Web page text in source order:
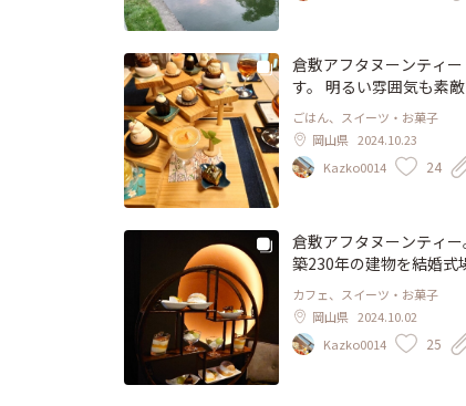
倉敷アフタヌーンティ
す。 明るい雰囲気も素
や胡麻などの和の要素
わっているようですが
ごはん、スイーツ・お菓子
岡山県 2024.10.23
Kazko0014
24
倉敷アフタヌーンティ
築230年の建物を結婚式
い店内にまずわくわく
トがふんだんに使われ
と思いました。
カフェ、スイーツ・お菓子
岡山県 2024.10.02
Kazko0014
25